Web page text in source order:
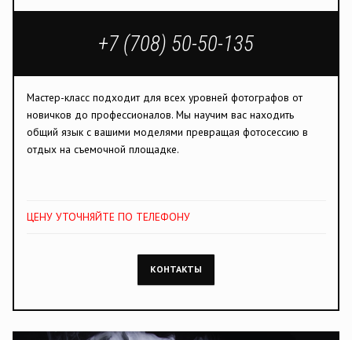
+7 (708) 50-50-135
Мастер-класс подходит для всех уровней фотографов от
новичков до профессионалов. Мы научим вас находить
общий язык с вашими моделями превращая фотосессию в
отдых на съемочной площадке.
ЦЕНУ УТОЧНЯЙТЕ ПО ТЕЛЕФОНУ
КОНТАКТЫ